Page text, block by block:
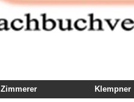
Zimmerer
Klempner